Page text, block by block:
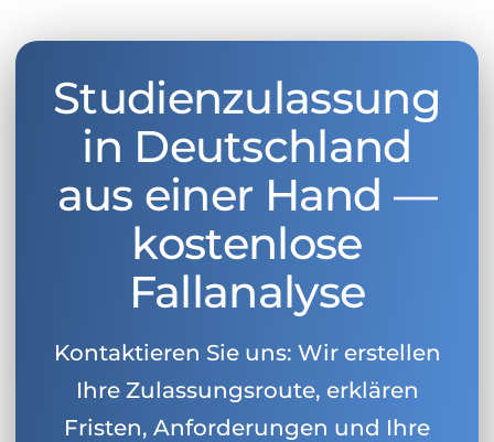
Studienzulassung
in Deutschland
aus einer Hand —
kostenlose
Fallanalyse
Kontaktieren Sie uns: Wir erstellen
Ihre Zulassungsroute, erklären
Fristen, Anforderungen und Ihre